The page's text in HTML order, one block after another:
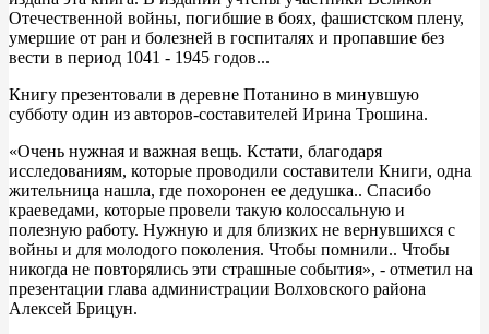
Отечественной войны, погибшие в боях, фашистском плену,
умершие от ран и болезней в госпиталях и пропавшие без
вести в период 1041 - 1945 годов...
Книгу презентовали в деревне Потанино в минувшую
субботу один из авторов-составителей Ирина Трошина.
«Очень нужная и важная вещь. Кстати, благодаря
исследованиям, которые проводили составители Книги, одна
жительница нашла, где похоронен ее дедушка.. Спасибо
краеведами, которые провели такую колоссальную и
полезную работу. Нужную и для близких не вернувшихся с
войны и для молодого поколения. Чтобы помнили.. Чтобы
никогда не повторялись эти страшные события», - отметил на
презентации глава администрации Волховского района
Алексей Брицун.